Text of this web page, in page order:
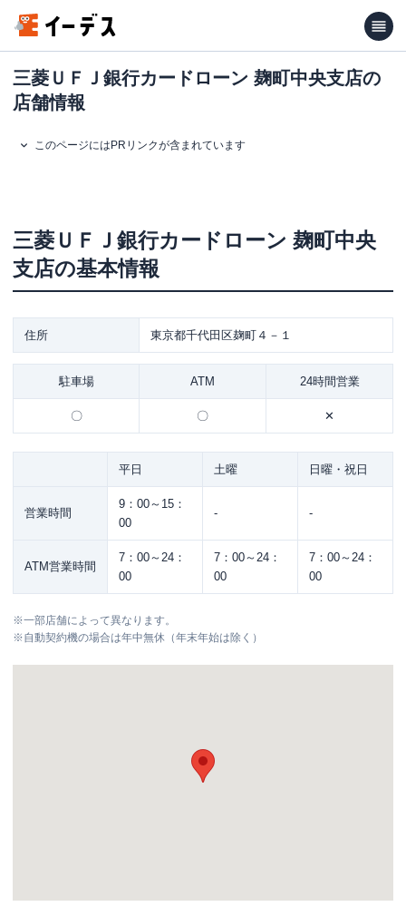
三菱ＵＦＪ銀行カードローン 麹町中央支店の
店舗情報
このページにはPRリンクが含まれています
三菱ＵＦＪ銀行カードローン 麹町中央
支店の基本情報
住所 東京都千代田区麹町４－１
駐車場 ATM 24時間営業
〇 〇 ✕
平日 土曜 日曜・祝日
営業時間
9：00～15：
00
- -
ATM営業時間
7：00～24：
00
7：00～24：
00
7：00～24：
00
※一部店舗によって異なります。
※自動契約機の場合は年中無休（年末年始は除く）